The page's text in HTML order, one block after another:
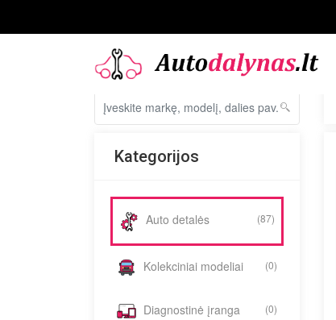
Kategorijos
Auto detalės (87)
Kolekciniai modeliai (0)
Diagnostinė įranga (0)